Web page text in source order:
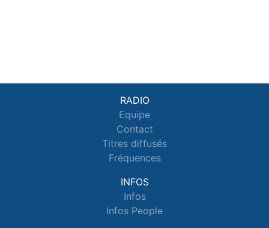
RADIO
Equipe
Contact
Titres diffusés
Fréquences
INFOS
Infos
Infos People